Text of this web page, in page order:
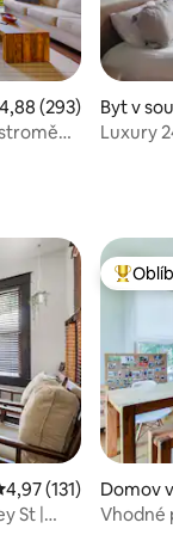
hodnocení
4,88 (293)
Byt v
ve
Luxury
hodnocení
4,97 (131)
St |
Domov
Vhodné